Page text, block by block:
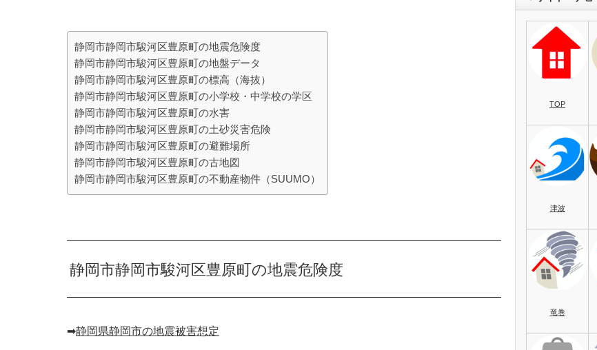
静岡市静岡市駿河区豊原町の地震危険度
静岡市静岡市駿河区豊原町の地盤データ
静岡市静岡市駿河区豊原町の標高（海抜）
静岡市静岡市駿河区豊原町の小学校・中学校の学区
静岡市静岡市駿河区豊原町の水害
静岡市静岡市駿河区豊原町の土砂災害危険
静岡市静岡市駿河区豊原町の避難場所
静岡市静岡市駿河区豊原町の古地図
静岡市静岡市駿河区豊原町の不動産物件（SUUMO）
静岡市静岡市駿河区豊原町の地震危険度
➡︎静岡県静岡市の地震被害想定
TOP
津波
竜巻